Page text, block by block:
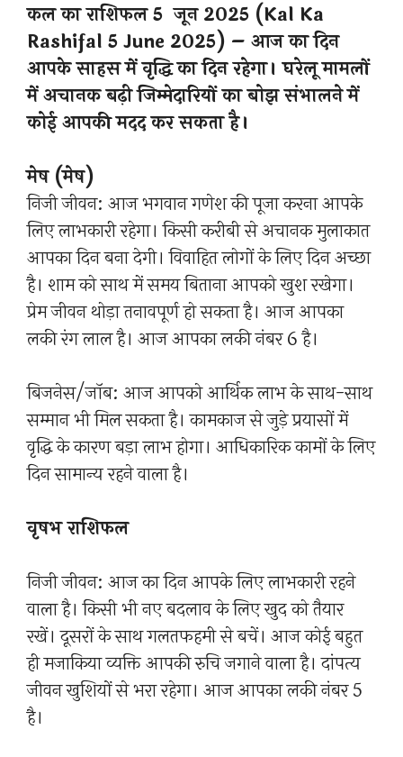
कल का राशिफल 5 जून 2025 (Kal Ka
Rashifal 5 June 2025) – आज का दिन
आपके साहस में वृद्धि का दिन रहेगा। घरेलू मामलों
में अचानक बढ़ी जिम्मेदारियों का बोझ संभालने में
कोई आपकी मदद कर सकता है।
मेष (मेष)
निजी जीवन: आज भगवान गणेश की पूजा करना आपके
लिए लाभकारी रहेगा। किसी करीबी से अचानक मुलाकात
आपका दिन बना देगी। विवाहित लोगों के लिए दिन अच्छा
है। शाम को साथ में समय बिताना आपको खुश रखेगा।
प्रेम जीवन थोड़ा तनावपूर्ण हो सकता है। आज आपका
लकी रंग लाल है। आज आपका लकी नंबर 6 है।
बिजनेस/जॉब: आज आपको आर्थिक लाभ के साथ-साथ
सम्मान भी मिल सकता है। कामकाज से जुड़े प्रयासों में
वृद्धि के कारण बड़ा लाभ होगा। आधिकारिक कामों के लिए
दिन सामान्य रहने वाला है।
वृषभ राशिफल
निजी जीवन: आज का दिन आपके लिए लाभकारी रहने
वाला है। किसी भी नए बदलाव के लिए खुद को तैयार
रखें। दूसरों के साथ गलतफहमी से बचें। आज कोई बहुत
ही मजाकिया व्यक्ति आपकी रुचि जगाने वाला है। दांपत्य
जीवन खुशियों से भरा रहेगा। आज आपका लकी नंबर 5
है।